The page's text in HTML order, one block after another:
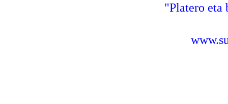
"Platero eta